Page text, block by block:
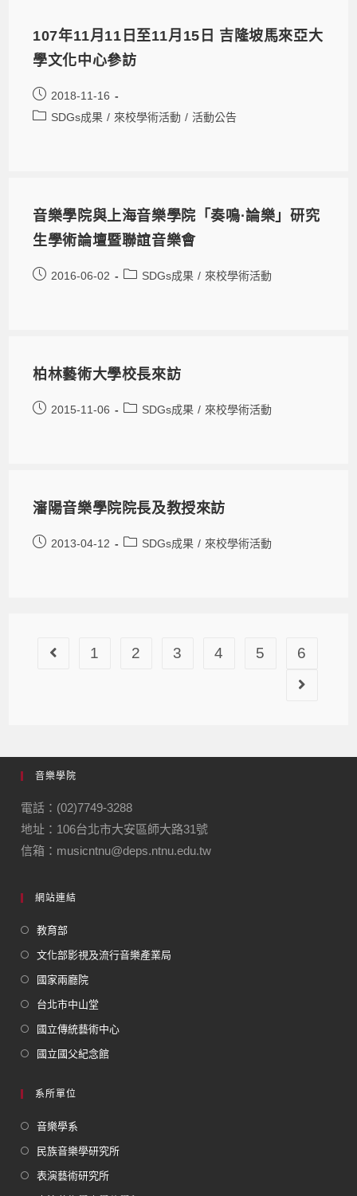
107年11月11日至11月15日 吉隆坡馬來亞大
學文化中心參訪
2018-11-16
SDGs成果 / 來校學術活動 / 活動公告
音樂學院與上海音樂學院「奏鳴·論樂」研究
生學術論壇暨聯誼音樂會
2016-06-02 SDGs成果 / 來校學術活動
柏林藝術大學校長來訪
2015-11-06 SDGs成果 / 來校學術活動
瀋陽音樂學院院長及教授來訪
2013-04-12 SDGs成果 / 來校學術活動
1 2 3 4 5 6
音樂學院
電話：(02)7749-3288
地址：106台北市大安區師大路31號
信箱：musicntnu@deps.ntnu.edu.tw
網站連結
教育部
文化部影視及流行音樂產業局
國家兩廳院
台北市中山堂
國立傳統藝術中心
國立國父紀念館
系所單位
音樂學系
民族音樂學研究所
表演藝術研究所